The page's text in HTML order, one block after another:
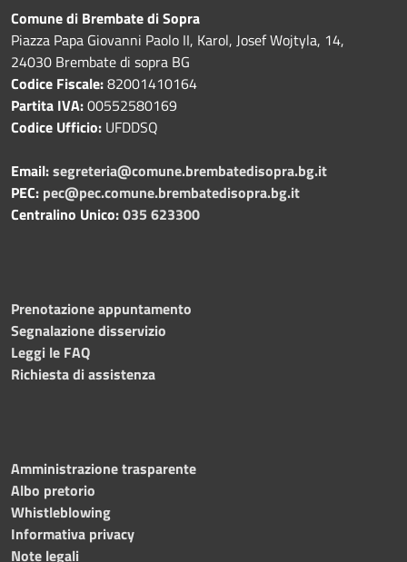
Comune di Brembate di Sopra
Piazza Papa Giovanni Paolo II, Karol, Josef Wojtyla, 14,
24030 Brembate di sopra BG
Codice Fiscale:82001410164
Partita IVA:00552580169
Codice Ufficio: UFDDSQ
Email:segreteria@comune.brembatedisopra.bg.it
PEC: pec@pec.comune.brembatedisopra.bg.it
Centralino Unico:035 623300
Prenotazione appuntamento
Segnalazione disservizio
Leggi le FAQ
Richiesta di assistenza
Amministrazione trasparente
Albo pretorio
Whistleblowing
Informativa privacy
Note legali